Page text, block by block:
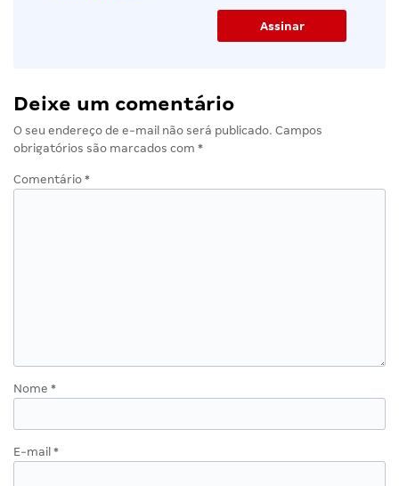
Deixe um comentário
O seu endereço de e-mail não será publicado. Campos
obrigatórios são marcados com *
Comentário *
Nome *
E-mail *